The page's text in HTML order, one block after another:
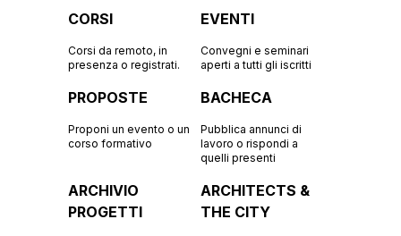
CORSI
Corsi da remoto, in
presenza o registrati.
EVENTI
Convegni e seminari
aperti a tutti gli iscritti
PROPOSTE
Proponi un evento o un
corso formativo
BACHECA
Pubblica annunci di
lavoro o rispondi a
quelli presenti
ARCHIVIO
PROGETTI
ARCHITECTS &
THE CITY